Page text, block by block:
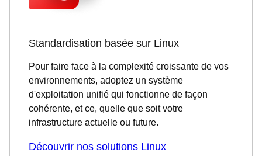
Standardisation basée sur Linux
Pour faire face à la complexité croissante de vos
environnements, adoptez un système
d'exploitation unifié qui fonctionne de façon
cohérente, et ce, quelle que soit votre
infrastructure actuelle ou future.
Découvrir nos solutions Linux